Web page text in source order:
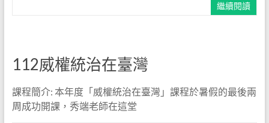
繼續閱讀
112威權統治在臺灣
課程簡介: 本年度「威權統治在臺灣」課程於暑假的最後兩
周成功開課，秀端老師在這堂